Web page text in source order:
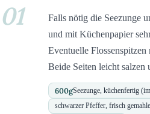
01
Falls nötig die Seezunge
und mit Küchenpapier
Eventuelle Flossenspitzen
Beide Seiten leicht salzen
600gSeezunge, küchenfertig
schwarzer Pfeffer, frisch